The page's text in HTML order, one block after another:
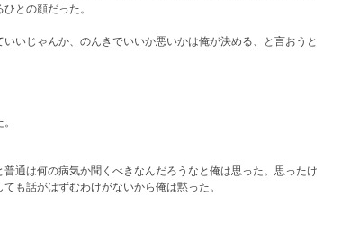
との顔だった。
いじゃんか、のんきでいいか悪いかは俺が決める、と言おうと
通は何の病気か聞くべきなんだろうなと俺は思った。思ったけ
も話がはずむわけがないから俺は黙った。